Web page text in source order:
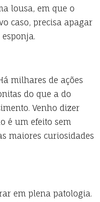
lousa, em que o
caso, precisa apagar
milhares de ações
do que a do
Venho dizer
é um efeito sem
maiores curiosidades
em plena patologia.